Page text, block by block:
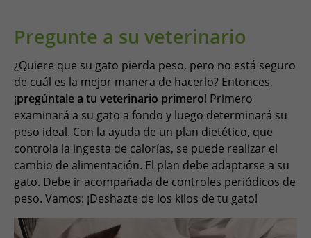
Pregunte a su veterinario
¿Quiere que su gato pierda peso, pero no está seguro
de cuál es la mejor manera de hacerlo? Entonces,
¡pregúntale a tu veterinario primero! Primero
examinará a su gato a fondo y luego determinará su
peso ideal. Con la ayuda de un plan dietético, que
controla la ingesta de calorías, se puede realizar el
cambio de alimentación. El plan debe adaptarse a su
gato. Debe ir acompañada de controles periódicos de
peso. Vamos: ¡Deshazte de los kilos de tu gato!